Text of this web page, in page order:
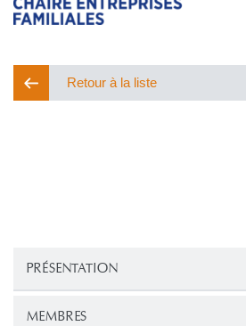
PRÉSENTATION
MEMBRES
Retour à la liste